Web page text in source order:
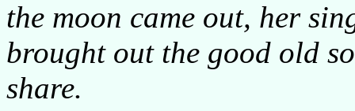
the moon came out, her
brought out the good old
share.